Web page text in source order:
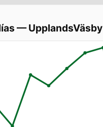
—UpplandsVäsby